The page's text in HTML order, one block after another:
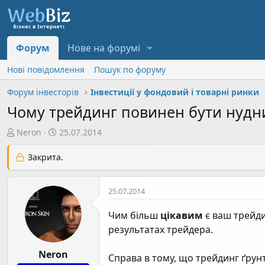
Форум Нове на форумі
Нові повідомлення
Пошук по форуму
Форум інвесторів
Інвестиції у фондовий і товарні ринки
Чому трейдинг повинен бути
А
т
о
Neron
Д
т
а
в
о
р
е
н
25.07.2014
Закрита.
Neron
25.07.2014
Чим більш цікавим є ваш
результатах трейдера.
Справа в тому, що трейдинг